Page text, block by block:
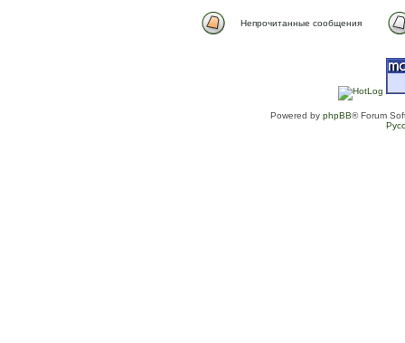
Непрочитанные сообщения
Powered by phpBB® Forum